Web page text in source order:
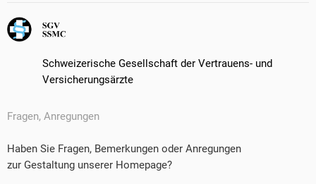
Schweizerische Gesellschaft der Vertrauens- und
Versicherungsärzte
Fragen, Anregungen
Haben Sie Fragen, Bemerkungen oder Anregungen
zur Gestaltung unserer Homepage?